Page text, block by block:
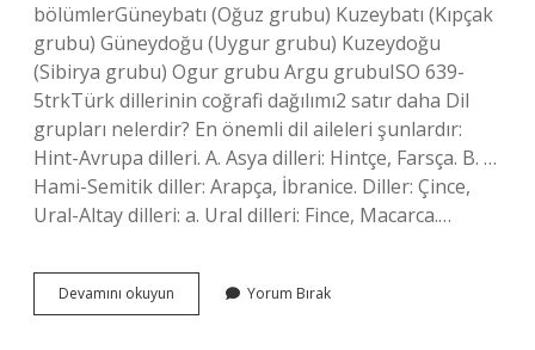
bölümlerGüneybatı (Oğuz grubu) Kuzeybatı (Kıpçak
grubu) Güneydoğu (Uygur grubu) Kuzeydoğu
(Sibirya grubu) Ogur grubu Argu grubuISO 639-
5trkTürk dillerinin coğrafi dağılımı2 satır daha Dil
grupları nelerdir? En önemli dil aileleri şunlardır:
Hint-Avrupa dilleri. A. Asya dilleri: Hintçe, Farsça. B. …
Hami-Semitik diller: Arapça, İbranice. Diller: Çince,
Ural-Altay dilleri: a. Ural dilleri: Fince, Macarca.…
Devamını okuyun
Dili
Yorum Bırak